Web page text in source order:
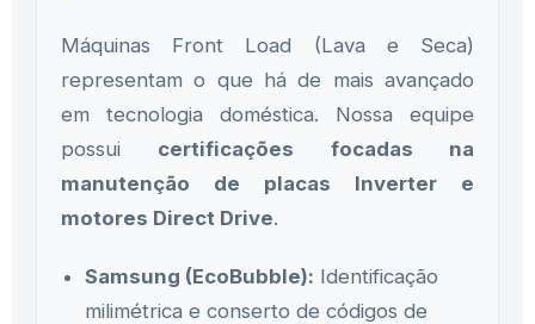
Máquinas Front Load (Lava e Seca)
representam o que há de mais avançado
em tecnologia doméstica. Nossa equipe
possui certificações focadas na
manutenção de placas Inverter e
motores Direct Drive.
Samsung (EcoBubble): Identificação
milimétrica e conserto de códigos de